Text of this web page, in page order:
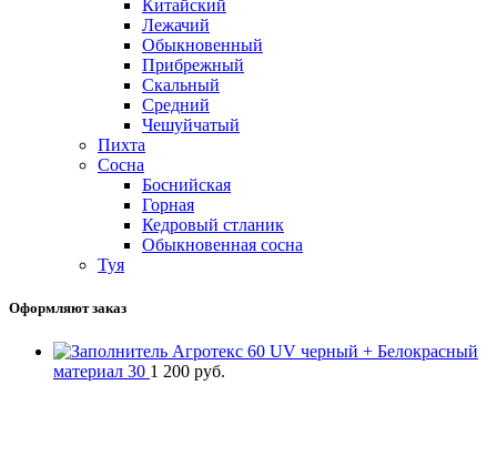
Китайский
Лежачий
Обыкновенный
Прибрежный
Скальный
Средний
Чешуйчатый
Пихта
Сосна
Боснийская
Горная
Кедровый стланик
Обыкновенная сосна
Туя
Оформляют заказ
Агротекс 60 UV черный + Белокрасный
материал 30 1 200 руб.